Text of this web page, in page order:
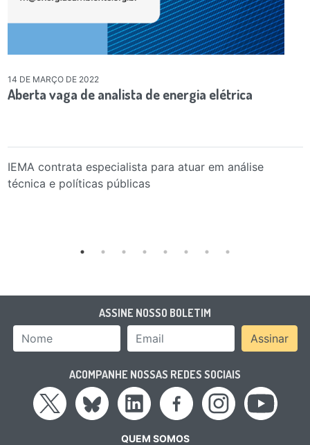
14 DE MARÇO DE 2022
Aberta vaga de analista de energia elétrica
IEMA contrata especialista para atuar em análise
técnica e políticas públicas
ASSINE NOSSO BOLETIM
Email AddressAssinar
ACOMPANHE NOSSAS REDES SOCIAIS
QUEM SOMOS